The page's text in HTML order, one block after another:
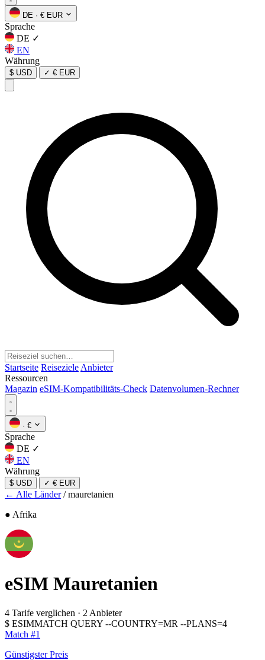
DE · € EUR
Sprache
DE ✓
EN
Währung
$ USD ✓ € EUR
Startseite Reiseziele Anbieter
Ressourcen
Magazin eSIM-Kompatibilitäts-Check Datenvolumen-Rechner
· €
Sprache
DE ✓
EN
Währung
$ USD ✓ € EUR
← Alle Länder / mauretanien
● Afrika
eSIM Mauretanien
4 Tarife verglichen · 2 Anbieter
$ ESIMMATCH QUERY --COUNTRY=MR --PLANS=4
Match #1
Günstigster Preis